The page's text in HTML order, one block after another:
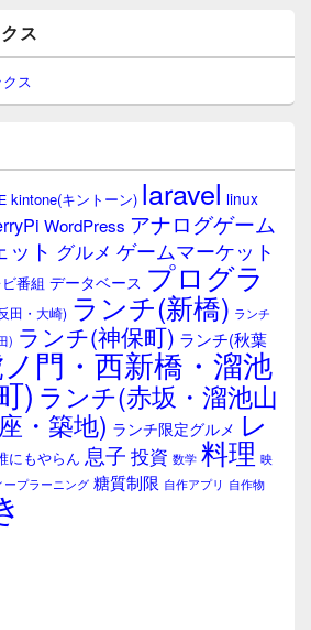
ス
ス
kintone(キントーン) laravel linux
WordPress アナログゲーム
ット グルメ ゲームマーケット
番組 データベース プログラ
田・大崎) ランチ(新橋) ランチ
) ランチ(神保町) ランチ(秋葉
門・西新橋・溜池
) ランチ(赤坂・溜池山
・築地) ランチ限定グルメ レ
にもやらん 息子 投資 数学 料理 映
ープラーニング 糖質制限 自作アプリ 自作物